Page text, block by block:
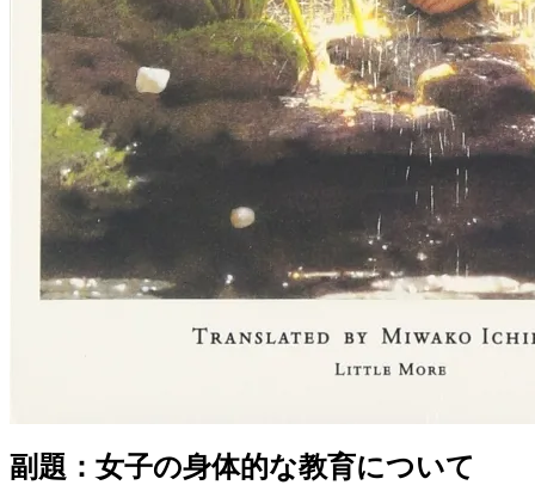
副題：女子の身体的な教育について